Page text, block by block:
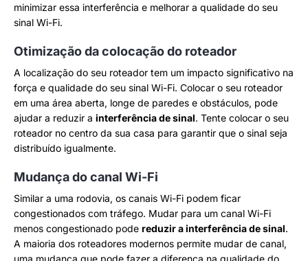
minimizar essa interferência e melhorar a qualidade do seu
sinal Wi-Fi.
Otimização da colocação do roteador
A localização do seu roteador tem um impacto significativo na
força e qualidade do seu sinal Wi-Fi. Colocar o seu roteador
em uma área aberta, longe de paredes e obstáculos, pode
ajudar a reduzir a interferência de sinal. Tente colocar o seu
roteador no centro da sua casa para garantir que o sinal seja
distribuído igualmente.
Mudança do canal Wi-Fi
Similar a uma rodovia, os canais Wi-Fi podem ficar
congestionados com tráfego. Mudar para um canal Wi-Fi
menos congestionado pode reduzir a interferência de sinal.
A maioria dos roteadores modernos permite mudar de canal,
uma mudança que pode fazer a diferença na qualidade do